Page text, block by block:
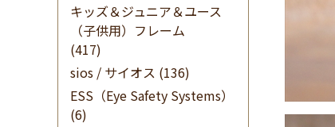
キッズ＆ジュニア＆ユース
（子供用）フレーム
(417)
sios / サイオス (136)
ESS（Eye Safety Systems）
(6)